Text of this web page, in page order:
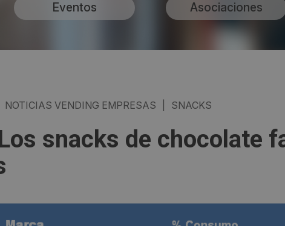
Eventos Asociaciones
NOTICIAS VENDING EMPRESAS SNACKS
snacks de chocolate